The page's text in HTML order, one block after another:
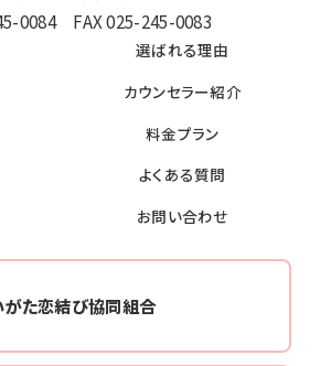
0084 FAX 025-245-0083
選ばれる理由
カウンセラー紹介
料金プラン
よくある質問
お問い合わせ
がた恋結び協同組合